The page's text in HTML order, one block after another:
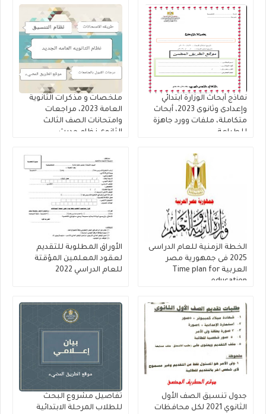
نماذج أبحاث الوزارة ابتدائي
وإعدادى وثانوى 2023، أبحاث
متكاملة، ملفات وورد جاهزة
للطباعة
ملخصات و مذكرات الثانوية
العامة 2023، مراجعات
وامتحانات الصف الثالث
الثانوى نظام حديث
الخطة الزمنية للعام الدراسى
2025 فى جمهورية مصر
العربية Time plan for
education
الأوراق المطلوبة للتقديم
لعقود المعلمين المؤقتة
للعام الدراسي 2022
جدول تنسيق الصف الأول
الثانوي 2021 لكل محافظات
تفاصيل مشروع البحث
للطلاب المرحلة الابتدائية